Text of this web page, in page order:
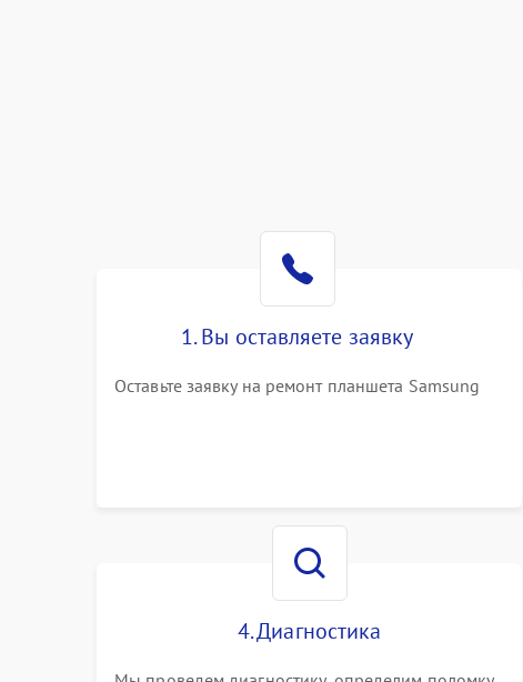
1. Вы оставляете заявку
Оставьте заявку на ремонт планшета Samsung
4. Диагностика